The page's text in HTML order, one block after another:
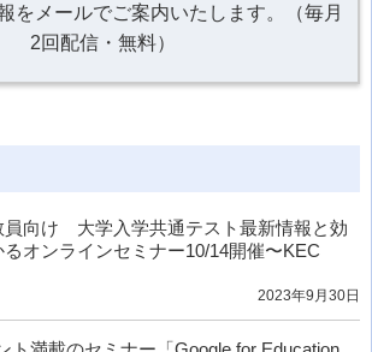
をメールでご案内いたします。（毎月
2回配信・無料）
員向け 大学入学共通テスト最新情報と効
オンラインセミナー10/14開催〜KEC
2023年9月30日